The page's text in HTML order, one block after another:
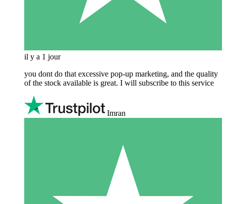
il y a 1 jour
you dont do that excessive pop-up marketing, and the quality
of the stock available is great. I will subscribe to this service
Imran